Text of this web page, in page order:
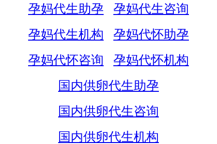
孕妈代生助孕
孕妈代生咨询
孕妈代生机构
孕妈代怀助孕
孕妈代怀咨询
孕妈代怀机构
国内供卵代生助孕
国内供卵代生咨询
国内供卵代生机构